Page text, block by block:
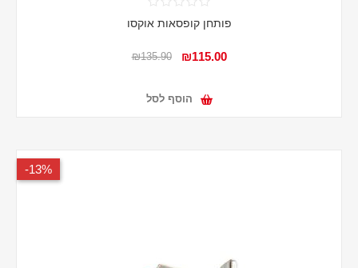
פותחן קופסאות אוקסו
₪115.00
₪135.90
הוסף לסל
13%-